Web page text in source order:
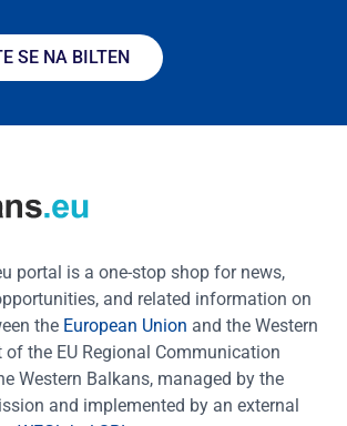
SE NA BILTEN
portal is a one-stop shop for news,
and related information on
the European Union and the Western
of the EU Regional Communication
Western Balkans, managed by the
and implemented by an external